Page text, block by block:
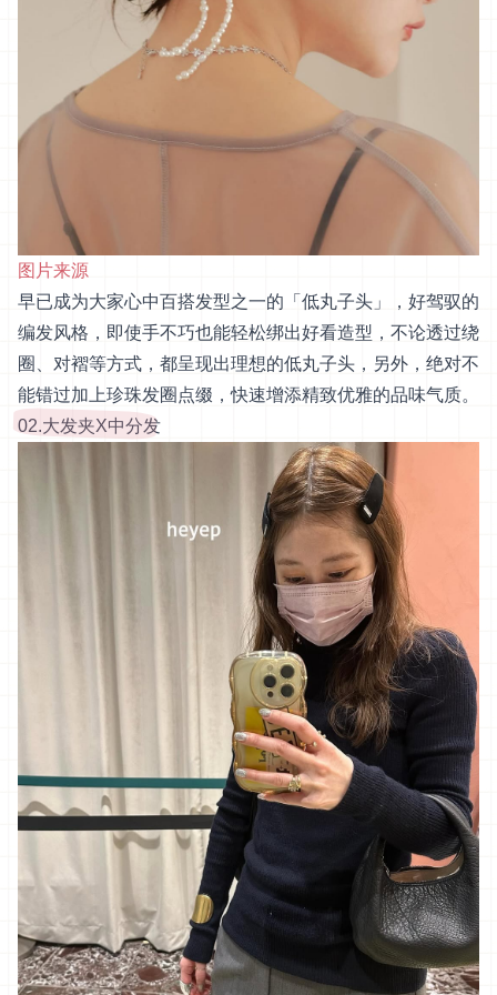
图片来源
早已成为大家心中百搭发型之一的「低丸子头」，好驾驭的
编发风格，即使手不巧也能轻松绑出好看造型，不论透过绕
圈、对褶等方式，都呈现出理想的低丸子头，另外，绝对不
能错过加上珍珠发圈点缀，快速增添精致优雅的品味气质。
02.大发夹X中分发